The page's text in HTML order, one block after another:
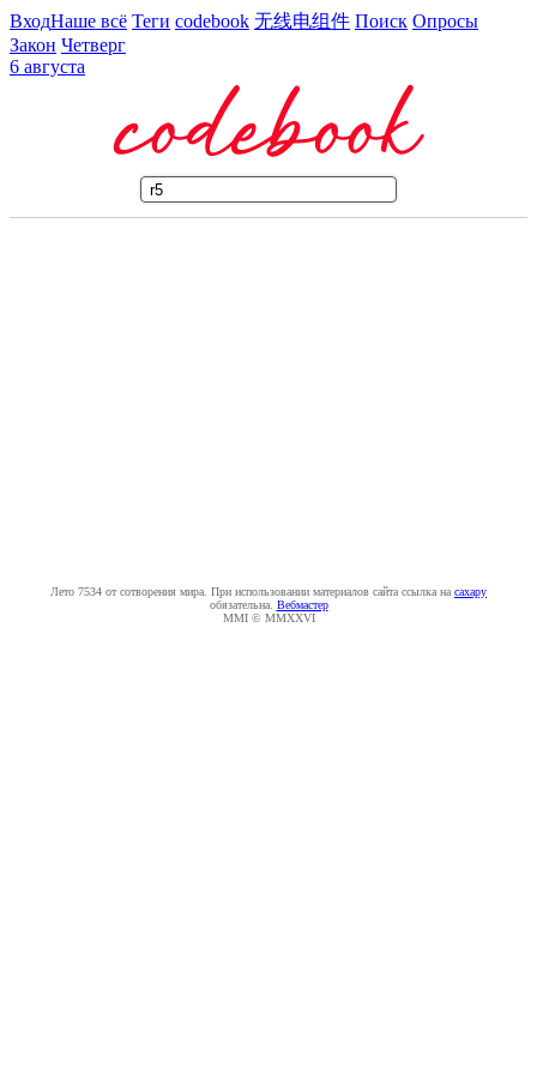
ВходНаше всё Теги codebook 无线电组件 Поиск Опросы
Закон Четверг
6 августа
Лето 7534 от сотворения мира. При использовании материалов сайта ссылка на caxapу
обязательна. Вебмастер
MMI © MMXXVI